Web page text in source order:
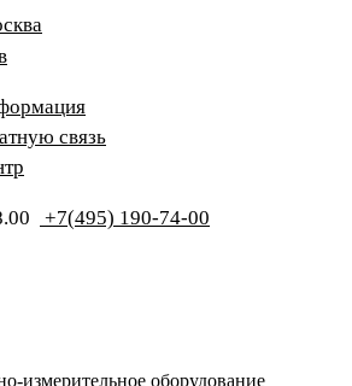
связь
+7(495) 190-74-00
измерительное оборудование